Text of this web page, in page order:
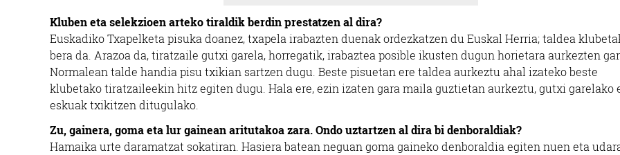
Kluben eta selekzioen arteko tiraldik berdin prestatzen al dira?
Euskadiko Txapelketa pisuka doanez, txapela irabazten duenak ordezkatzen du Euskal Herria; taldea
bera da. Arazoa da, tiratzaile gutxi garela, horregatik, irabaztea posible ikusten dugun horietara aurkezten
Normalean talde handia pisu txikian sartzen dugu. Beste pisuetan ere taldea aurkeztu ahal izateko beste
klubetako tiratzaileekin hitz egiten dugu. Hala ere, ezin izaten gara maila guztietan aurkeztu, gutxi garelako
eskuak txikitzen ditugulako.
Zu, gainera, goma eta lur gainean aritutakoa zara. Ondo uztartzen al dira bi denboraldiak?
Hamaika urte daramatzat sokatiran. Hasiera batean neguan goma gaineko denboraldia egiten nuen eta